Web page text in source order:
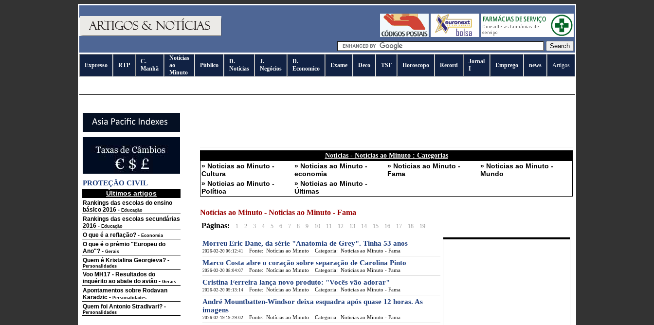
Expresso RTP
C.
Manhã
Notícias
ao
Minuto
Público
D.
Notícias
J.
Negócios
D.
Economico
Exame Deco TSF Horoscopo Record
Jornal
I
Emprego news Artigos
PROTEÇÃO CIVIL
Últimos artigos
Rankings das escolas do ensino
básico 2016 - Educação
Rankings das escolas secundárias
2016 - Educação
O que é a reflação? - Economia
O que é o prémio "Europeu do
Ano"? - Gerais
Quem é Kristalina Georgieva? -
Personalidades
Voo MH17 - Resultados do
inquérito ao abate do avião - Gerais
Apontamentos sobre Rodavan
Karadzic - Personalidades
Quem foi Antonio Stradivari? -
Personalidades
Notícias - Notícias ao Minuto : Categorias
» Noticias ao Minuto -
Cultura
» Noticias ao Minuto -
economia
» Noticias ao Minuto -
Fama
» Noticias ao Minuto -
Mundo
» Noticias ao Minuto -
Política
» Noticias ao Minuto -
Últimas
Notícias ao Minuto - Noticias ao Minuto - Fama
Páginas:
1 2 3 4 5 6 7 8 9 10 11 12 13 14 15 16 17 18 19
Morreu Eric Dane, da série "Anatomia de Grey". Tinha 53 anos
2026-02-20 06:12:41 Fonte: Notícias ao Minuto Categoria: Noticias ao Minuto - Fama
Marco Costa abre o coração sobre separação de Carolina Pinto
2026-02-20 08:04:07 Fonte: Notícias ao Minuto Categoria: Noticias ao Minuto - Fama
Cristina Ferreira lança novo produto: "Vocês vão adorar"
2026-02-20 09:13:14 Fonte: Notícias ao Minuto Categoria: Noticias ao Minuto - Fama
André Mountbatten-Windsor deixa esquadra após quase 12 horas. As
imagens
2026-02-19 19:29:02 Fonte: Notícias ao Minuto Categoria: Noticias ao Minuto - Fama